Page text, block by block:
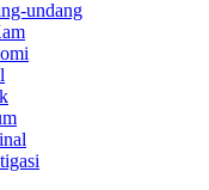
undang